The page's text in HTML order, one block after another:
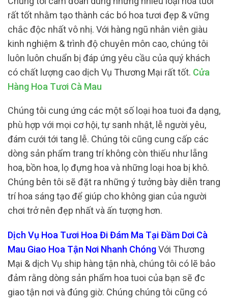
rất tốt nhằm tạo thành các bó hoa tươi đẹp & vững
chắc độc nhất vô nhị. Với hàng ngũ nhân viên giàu
kinh nghiệm & trình độ chuyên môn cao, chúng tôi
luôn luôn chuẩn bị đáp ứng yêu cầu của quý khách
có chất lượng cao dịch Vụ Thương Mại rất tốt. Cửa
Hàng Hoa Tươi Cà Mau
Chúng tôi cung ứng các một số loại hoa tuoi đa dạng,
phù hợp với mọi cơ hội, tự sanh nhật, lễ người yêu,
đám cưới tới tang lễ. Chúng tôi cũng cung cấp các
dòng sản phẩm trang trí không còn thiếu như lẵng
hoa, bồn hoa, lọ đựng hoa và những loại hoa bị khô.
Chúng bên tôi sẽ đặt ra những ý tưởng bày diễn trang
trí hoa sáng tạo để giúp cho không gian của người
chơi trở nên đẹp nhất và ấn tượng hơn.
Dịch Vụ Hoa Tươi Hoa Đi Đám Ma Tại Đầm Dơi Cà
Mau Giao Hoa Tận Nơi Nhanh ChóngVới Thương
Mại & dịch Vụ ship hàng tận nhà, chúng tôi có lẽ bảo
đảm rằng dòng sản phẩm hoa tuoi của bạn sẽ đc
giao tận nơi và đúng giờ. Chúng chúng tôi cũng có